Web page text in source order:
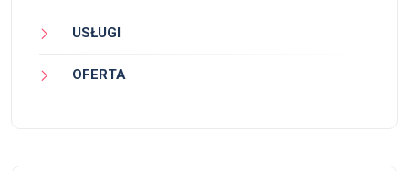
USŁUGI
OFERTA